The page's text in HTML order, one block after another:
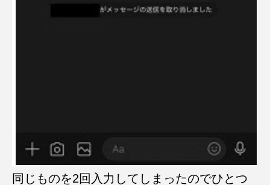
同じものを2回入力してしまったのでひとつ